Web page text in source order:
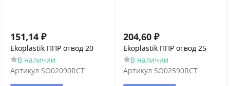
151,14 ₽
Ekoplastik ППР отвод 20
В наличии
Артикул SO02090RCT
204,60 ₽
Ekoplastik ППР отвод 25
В наличии
Артикул SO02590RCT